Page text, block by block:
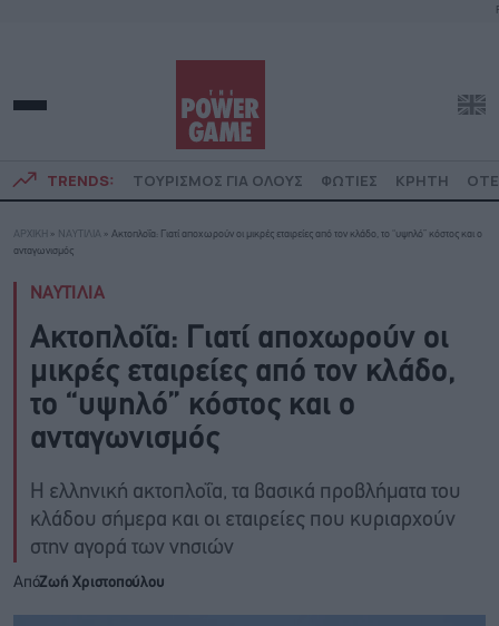
TRENDS: ΤΟΥΡΙΣΜΟΣ ΓΙΑ ΟΛΟΥΣ ΦΩΤΙΕΣ ΚΡΗΤΗ ΟΤΕ
ΑΡΧΙΚΗ » ΝΑΥΤΙΛΙΑ » Ακτοπλοΐα: Γιατί αποχωρούν οι μικρές εταιρείες από τον κλάδο, το “υψηλό” κόστος και ο
ανταγωνισμός
ΝΑΥΤΙΛΙΑ
Ακτοπλοΐα: Γιατί αποχωρούν οι
μικρές εταιρείες από τον κλάδο,
το “υψηλό” κόστος και ο
ανταγωνισμός
Η ελληνική ακτοπλοΐα, τα βασικά προβλήματα του
κλάδου σήμερα και οι εταιρείες που κυριαρχούν
στην αγορά των νησιών
ΑπόΖωή Χριστοπούλου